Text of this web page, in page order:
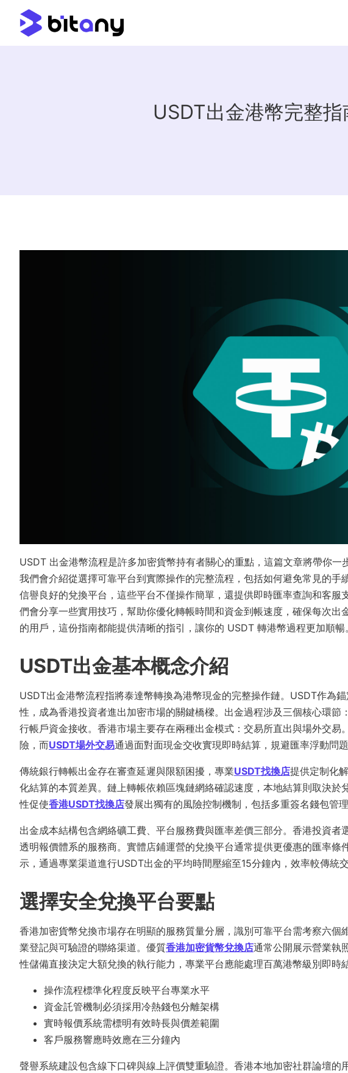
USDT出金港幣完整
USDT 出金港幣流程是許多加密貨幣持有者關心的重點，這篇文章將帶你一
我們會介紹從選擇可靠平台到實際操作的完整流程，包括如何避免常見的手
信譽良好的兌換平台，這些平台不僅操作簡單，還提供即時匯率查詢和客服
們會分享一些實用技巧，幫助你優化轉帳時間和資金到帳速度，確保每次出
的用戶，這份指南都能提供清晰的指引，讓你的 USDT 轉港幣過程更加順暢。
USDT出金基本概念介紹
USDT出金港幣流程指將泰達幣轉換為港幣現金的完整操作鏈。USDT作為
性，成為香港投資者進出加密市場的關鍵橋樑。出金過程涉及三個核心環節
行帳戶資金接收。香港市場主要存在兩種出金模式：交易所直出與場外交易
險，而USDT場外交易通過面對面現金交收實現即時結算，規避匯率浮動問題
傳統銀行轉帳出金存在審查延遲與限額困擾，專業USDT找換店提供定制化
化結算的本質差異。鏈上轉帳依賴區塊鏈網絡確認速度，本地結算則取決於
性促使香港USDT找換店發展出獨有的風險控制機制，包括多重簽名錢包管
出金成本結構包含網絡礦工費、平台服務費與匯率差價三部分。香港投資者
透明報價體系的服務商。實體店鋪運營的兌換平台通常提供更優惠的匯率條
示，通過專業渠道進行USDT出金的平均時間壓縮至15分鐘內，效率較傳統
選擇安全兌換平台要點
香港加密貨幣兌換市場存在明顯的服務質量分層，識別可靠平台需考察六個
業登記與可驗證的聯絡渠道。優質香港加密貨幣兌換店通常公開展示營業執
性儲備直接決定大額兌換的執行能力，專業平台應能處理百萬港幣級別即時結
操作流程標準化程度反映平台專業水平
資金託管機制必須採用冷熱錢包分離架構
實時報價系統需標明有效時長與價差範圍
客戶服務響應時效應在三分鐘內
聲譽系統建設包含線下口碑與線上評價雙重驗證。香港本地加密社群論壇的